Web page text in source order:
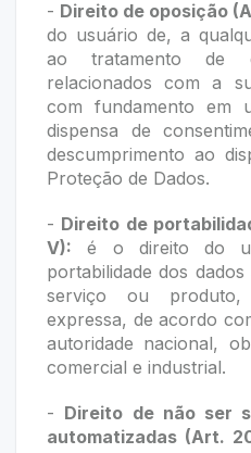
- Direito de oposição
do usuário de, a
ao tratamento de
relacionados com a
com fundamento em
dispensa de
descumprimento ao
Proteção de Dados.
- Direito de
V): é o direito do
portabilidade dos
serviço ou produto,
expressa, de acordo
autoridade nacional,
comercial e industrial.
- Direito de não ser
automatizadas (Art.